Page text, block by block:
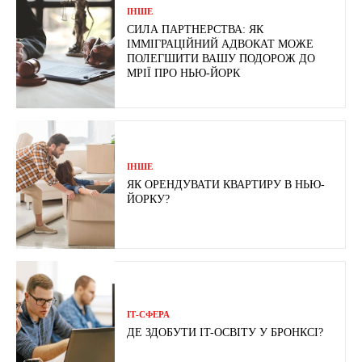
ІНШЕ
СИЛА ПАРТНЕРСТВА: ЯК
ІММІГРАЦІЙНИЙ АДВОКАТ МОЖЕ
ПОЛЕГШИТИ ВАШУ ПОДОРОЖ ДО
МРІЇ ПРО НЬЮ-ЙОРК
ІНШЕ
ЯК ОРЕНДУВАТИ КВАРТИРУ В НЬЮ-
ЙОРКУ?
ІТ-СФЕРА
ДЕ ЗДОБУТИ IT-ОСВІТУ У БРОНКСІ?